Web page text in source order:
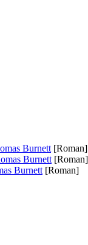
Burnett [Roman]
Burnett [Roman]
Burnett [Roman]